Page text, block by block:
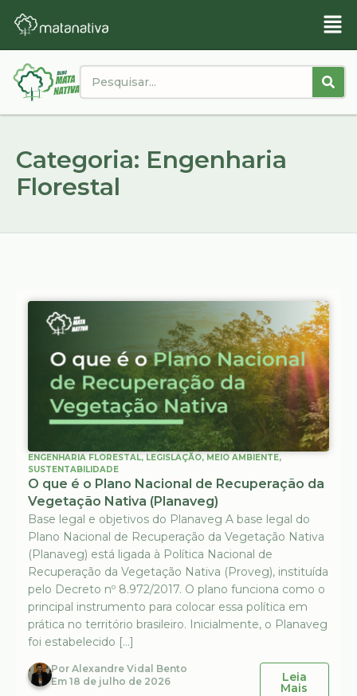
Categoria: Engenharia
Florestal
ENGENHARIA FLORESTAL, LEGISLAÇÃO, MEIO AMBIENTE,
SUSTENTABILIDADE
O que é o Plano Nacional de Recuperação da
Vegetação Nativa (Planaveg)
Base legal e objetivos do Planaveg A base legal do
Plano Nacional de Recuperação da Vegetação Nativa
(Planaveg) está ligada à Política Nacional de
Recuperação da Vegetação Nativa (Proveg), instituída
pelo Decreto nº 8.972/2017. O plano funciona como o
principal instrumento para colocar essa política em
prática no território brasileiro. Inicialmente, o Planaveg
foi estabelecido […]
Por Alexandre Vidal Bento
Em 18 de julho de 2026 Leia
Mais